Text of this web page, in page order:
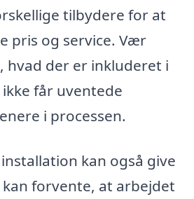
tilbydere for at
pris og service. Vær
hvad der er inkluderet i
får uventede
i processen.
kan også give
forvente, at arbejdet